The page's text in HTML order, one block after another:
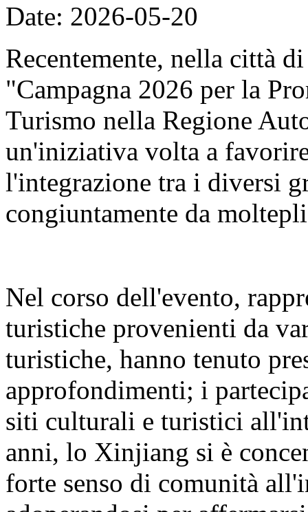
Date: 2026-05-20
Recentemente, nella città
"Campagna 2026 per la
Turismo nella Regione
un'iniziativa volta a
l'integrazione tra i diversi
congiuntamente da
Nel corso dell'evento,
turistiche provenienti da
turistiche, hanno tenuto
approfondimenti; i
siti culturali e turistici
anni, lo Xinjiang si è
forte senso di comunità